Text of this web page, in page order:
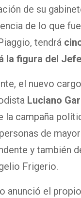
de su
de lo que
tendrá
la figura del
el nuevo
Luciano
la campaña
de
y también
Frigerio.
anunció el